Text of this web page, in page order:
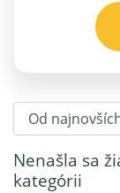
Nenašla sa
kategórii